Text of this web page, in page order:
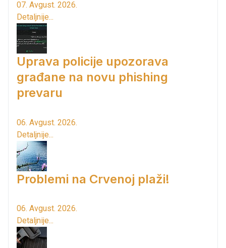
07. Avgust. 2026.
Detaljnije...
Uprava policije upozorava
građane na novu phishing
prevaru
06. Avgust. 2026.
Detaljnije...
Problemi na Crvenoj plaži!
06. Avgust. 2026.
Detaljnije...